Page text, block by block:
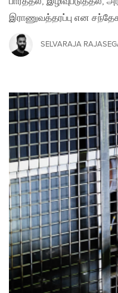
இராணுவத்தரப்பு என
SELVARAJA